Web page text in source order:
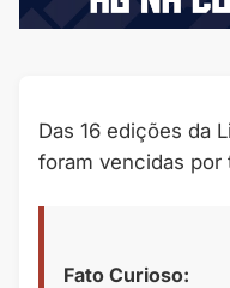
Das 16 edições da
foram vencidas por
Fato Curioso: